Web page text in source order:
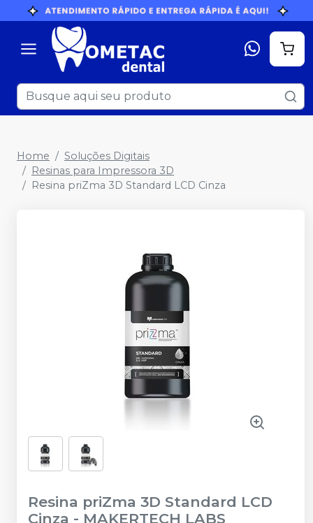
Home
Soluções Digitais
Resinas para Impressora 3D
Resina priZma 3D Standard LCD Cinza
Resina priZma 3D Standard LCD
Cinza - MAKERTECH LABS